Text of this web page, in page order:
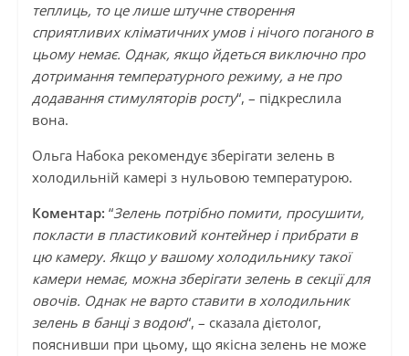
теплиць, то це лише штучне створення
сприятливих кліматичних умов і нічого поганого в
цьому немає. Однак, якщо йдеться виключно про
дотримання температурного режиму, а не про
додавання стимуляторів росту“, – підкреслила
вона.
Ольга Набока рекомендує зберігати зелень в
холодильній камері з нульовою температурою.
Коментар: “Зелень потрібно помити, просушити,
покласти в пластиковий контейнер і прибрати в
цю камеру. Якщо у вашому холодильнику такої
камери немає, можна зберігати зелень в секції для
овочів. Однак не варто ставити в холодильник
зелень в банці з водою“, – сказала дієтолог,
пояснивши при цьому, що якісна зелень не може